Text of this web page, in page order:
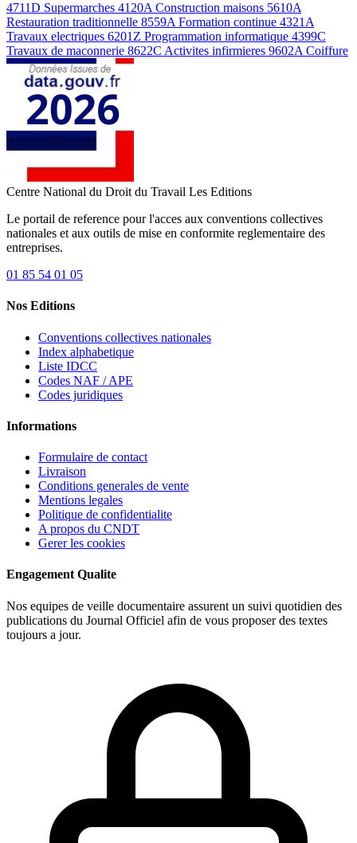
4711D Supermarches 4120A Construction maisons 5610A
Restauration traditionnelle 8559A Formation continue 4321A
Travaux electriques 6201Z Programmation informatique 4399C
Travaux de maconnerie 8622C Activites infirmieres 9602A Coiffure
Centre National du Droit du Travail Les Editions
Le portail de reference pour l'acces aux conventions collectives
nationales et aux outils de mise en conformite reglementaire des
entreprises.
01 85 54 01 05
Nos Editions
Conventions collectives nationales
Index alphabetique
Liste IDCC
Codes NAF / APE
Codes juridiques
Informations
Formulaire de contact
Livraison
Conditions generales de vente
Mentions legales
Politique de confidentialite
A propos du CNDT
Gerer les cookies
Engagement Qualite
Nos equipes de veille documentaire assurent un suivi quotidien des
publications du Journal Officiel afin de vous proposer des textes
toujours a jour.